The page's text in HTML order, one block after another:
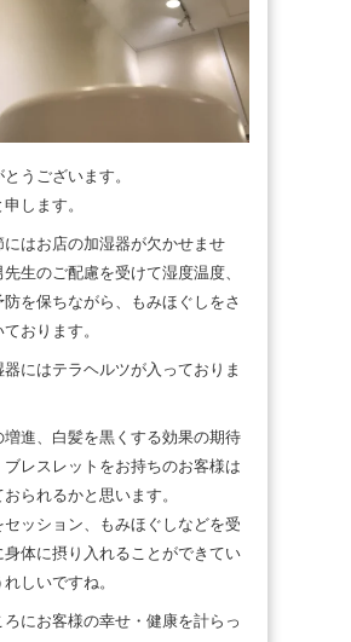
うございます。
します。
にはお店の加湿器が欠かせませ
生のご配慮を受けて湿度温度、
を保ちながら、もみほぐしをさ
おります。
にはテラヘルツが入っておりま
増進、白髪を黒くする効果の期待
レスレットをお持ちのお客様は
られるかと思います。
セッション、もみほぐしなどを受
身体に摂り入れることができてい
しいですね。
ろにお客様の幸せ・健康を計らっ